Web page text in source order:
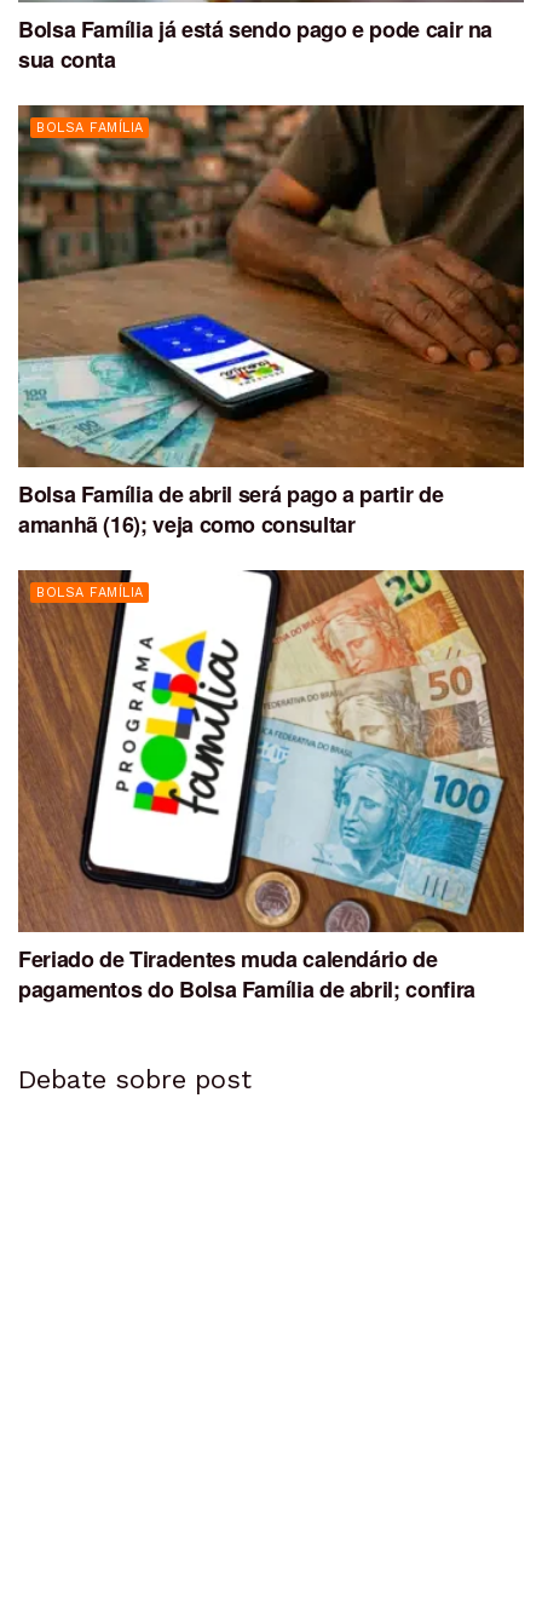
Bolsa Família já está sendo pago e pode cair na
sua conta
BOLSA FAMÍLIA
Bolsa Família de abril será pago a partir de
amanhã (16); veja como consultar
BOLSA FAMÍLIA
Feriado de Tiradentes muda calendário de
pagamentos do Bolsa Família de abril; confira
Debate sobre post